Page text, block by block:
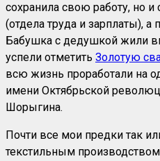
сохранила свою работу, но и
(отдела труда и зарплаты), а
Бабушка с дедушкой жили
успели отметить Золотую
всю жизнь проработали на
имени Октябрьской
Шорыгина.
Почти все мои предки так
текстильным